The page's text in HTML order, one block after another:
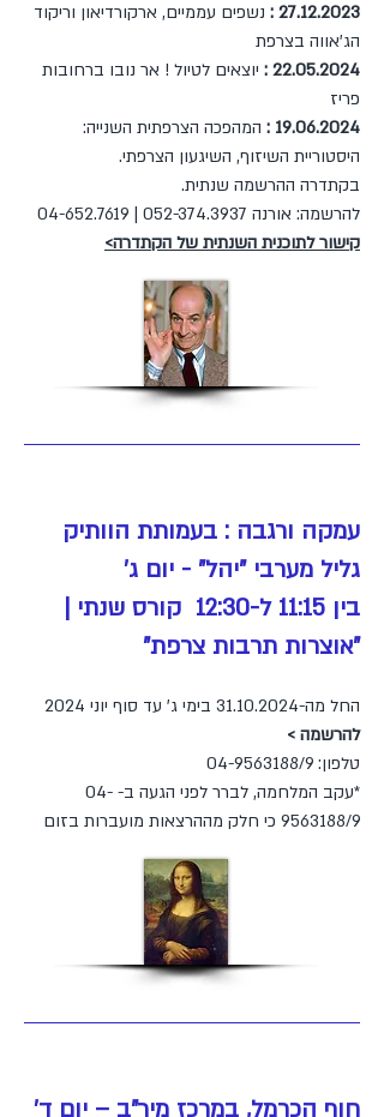
27.12.2023
: נשפים עממיים, ארקורדיאון וריקוד
הג'אווה בצרפת
22.05.2024
: יוצאים לטיול ! אר נובו ברחובות
פריז
19.06.2024
: המהפכה הצרפתית השנייה:
היסטוריית השיזוף, השיגעון הצרפתי.
בקתדרה ההרשמה שנתית.
להרשמה: אורנה 052-374.3937
|
04-652.7619
קישור לתוכנית השנתית של הקתדרה>
עמקה ורגבה : בעמותת הוותיק
גליל מערבי "יהל" - יום ג'
בין 11:15 ל-12:30 קורס שנת
י
"אוצרות תרבות צרפת"
החל מה-31.10.2024 בימי ג' עד סוף יוני 2024
להרשמה >
טלפון: 04-95 63188/9
*עקב המלחמה, לברר לפני הגעה ב- 04-
9563188/9 כי חלק מההרצאות מועברות בזום
חוף הכרמל, במרכז מיר"ב – יום ד'